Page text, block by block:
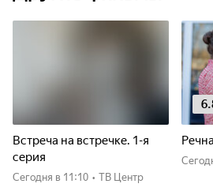
Встреча на встречке. 1-я
серия
Сегодня в 11:10 • ТВ Центр